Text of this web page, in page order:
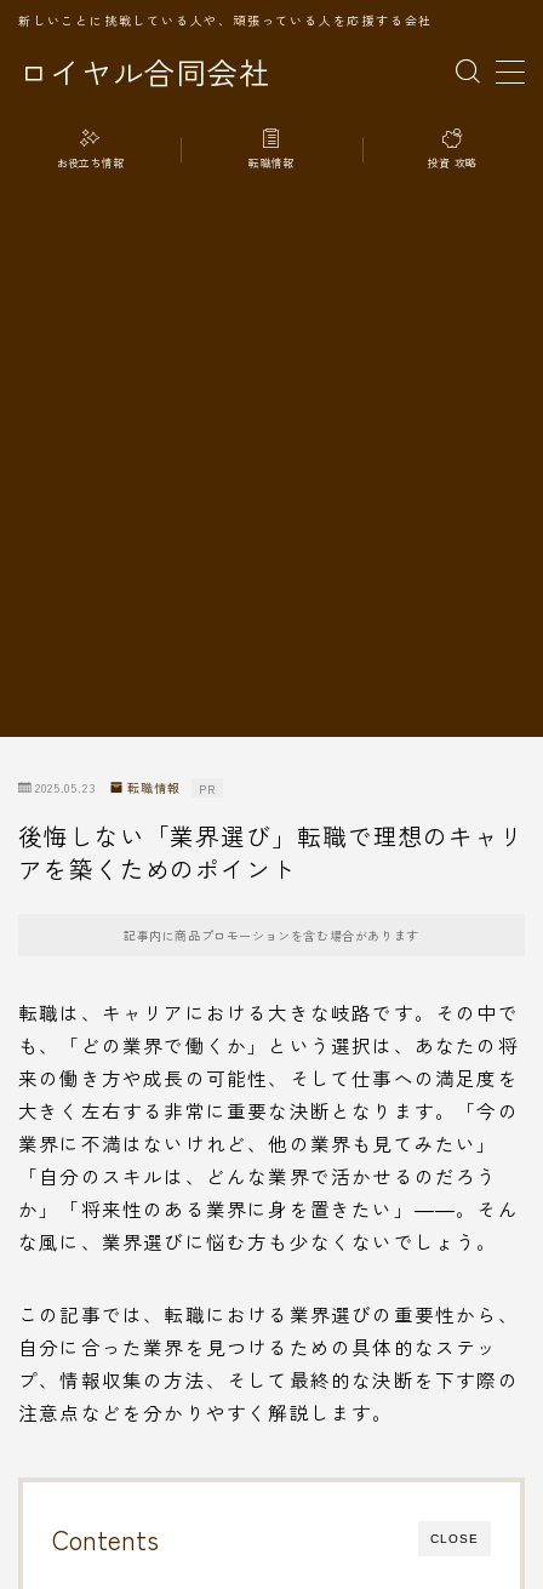
ロイヤル合同会社
新しいことに挑戦している人や、頑張っている人を応援する会社
MENU
TOPページ
お役立ち情報 転職情報 投資 攻略
2025.05.23 転職情報 PR
後悔しない「業界選び」転職で理想のキャリ
アを築くためのポイント
記事内に商品プロモーションを含む場合があります
転職は、キャリアにおける大きな岐路です。その中で
も、「どの業界で働くか」という選択は、あなたの将
来の働き方や成長の可能性、そして仕事への満足度を
大きく左右する非常に重要な決断となります。「今の
業界に不満はないけれど、他の業界も見てみたい」
「自分のスキルは、どんな業界で活かせるのだろう
か」「将来性のある業界に身を置きたい」――。そん
な風に、業界選びに悩む方も少なくないでしょう。
この記事では、転職における業界選びの重要性から、
自分に合った業界を見つけるための具体的なステッ
プ、情報収集の方法、そして最終的な決断を下す際の
注意点などを分かりやすく解説します。
CLOSE
Contents